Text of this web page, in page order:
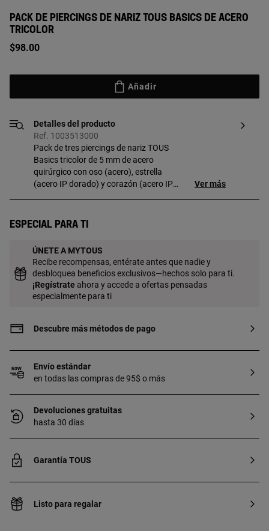
PACK DE PIERCINGS DE NARIZ TOUS BASICS DE ACERO
TRICOLOR
$98.00
Añadir
Detalles del producto
Ref. 1003513000
Pack de tres piercings de nariz TOUS
Basics tricolor de 5 mm de acero
quirúrgico con oso (acero), estrella
(acero IP dorado) y corazón (acero IP
esterilizado. Apto para segunda puesta.
de producción: Fundición.
Ver más
Especial para ti
ÚNETE A MYTOUS
Recibe recompensas, entérate antes que nadie y
desbloquea beneficios exclusivos—hechos solo para ti.
¡Regístrate ahora y accede a ofertas pensadas
especialmente para ti
Descubre más métodos de pago
Envío estándar
en todas las compras de 95$ o más
Devoluciones gratuitas
hasta 30 días
Garantía TOUS
Listo para regalar